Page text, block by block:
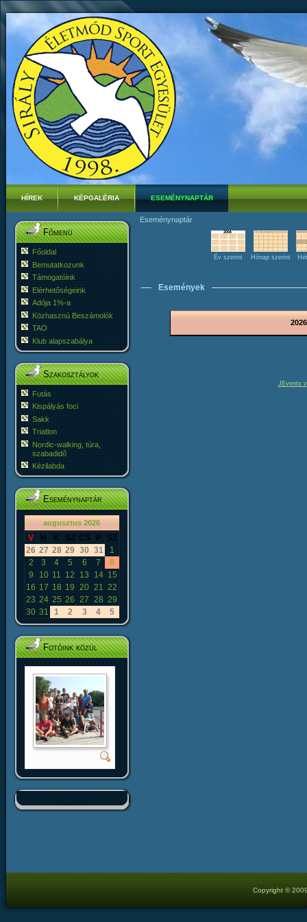
HÍREK KÉPGALÉRIA ESEMÉNYNAPTÁR
Főmenü
Főoldal
Bemutatkozunk
Támogatóink
Elérhetőségeink
Adója 1%-a
Közhasznú Beszámolók
TAO
Klub alapszabálya
Szakosztályok
Futás
Kispályás foci
Sakk
Triatlon
Nordic-walking, túra,
szabadidő
Kézilabda
Eseménynaptár
«< augusztus 2026 >»
V H K SZ CS P
SZ
26 27 28 29 30 31
1
2
3 4 5 6 7
8
9
10 11 12 13 14 15
16 17 18 19 20 21 22
23 24 25 26 27 28 29
30 31 1 2 3 4 5
Fotóink közül
Eseménynaptár
Év szerint Hónap szerint
Események
JEvents
Copyright ©